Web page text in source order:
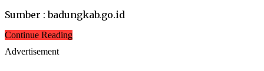
Sumber : badungkab.go.id
Continue Reading
Advertisement